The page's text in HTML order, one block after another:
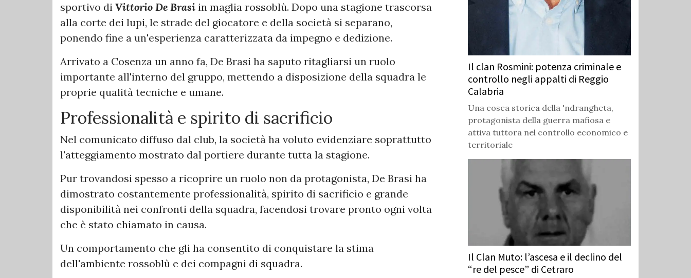
sportivo di Vittorio De Brasi in maglia rossoblù. Dopo una stagione trascorsa
alla corte dei lupi, le strade del giocatore e della società si separano,
ponendo fine a un'esperienza caratterizzata da impegno e dedizione.
Arrivato a Cosenza un anno fa, De Brasi ha saputo ritagliarsi un ruolo
importante all'interno del gruppo, mettendo a disposizione della squadra le
proprie qualità tecniche e umane.
Professionalità e spirito di sacrificio
Nel comunicato diffuso dal club, la società ha voluto evidenziare soprattutto
l'atteggiamento mostrato dal portiere durante tutta la stagione.
Pur trovandosi spesso a ricoprire un ruolo non da protagonista, De Brasi ha
dimostrato costantemente professionalità, spirito di sacrificio e grande
disponibilità nei confronti della squadra, facendosi trovare pronto ogni volta
che è stato chiamato in causa.
Un comportamento che gli ha consentito di conquistare la stima
dell'ambiente rossoblù e dei compagni di squadra.
Il clan Rosmini: potenza criminale e
controllo negli appalti di Reggio
Calabria
Una cosca storica della 'ndrangheta,
protagonista della guerra mafiosa e
attiva tuttora nel controllo economico e
territoriale
Il Clan Muto: l’ascesa e il declino del
“re del pesce” di Cetraro